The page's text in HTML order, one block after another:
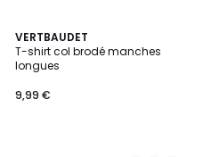
VERTBAUDET
T-shirt col brodé manches
longues
9,99 €
3
Couleurs